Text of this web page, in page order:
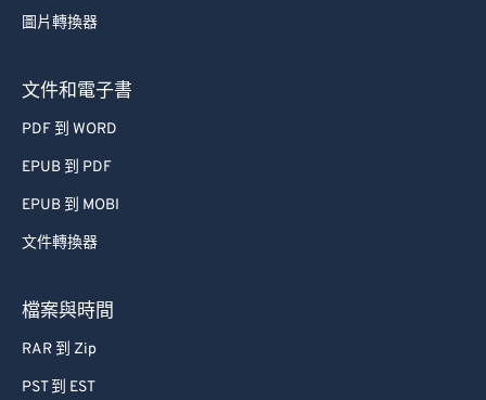
圖片轉換器
文件和電子書
PDF 到 WORD
EPUB 到 PDF
EPUB 到 MOBI
文件轉換器
檔案與時間
RAR 到 Zip
PST 到 EST